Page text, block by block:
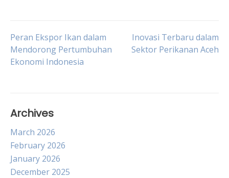
Post
navigation
Peran Ekspor Ikan dalam
Mendorong Pertumbuhan
Ekonomi Indonesia
Inovasi Terbaru dalam
Sektor Perikanan Aceh
Archives
March 2026
February 2026
January 2026
December 2025